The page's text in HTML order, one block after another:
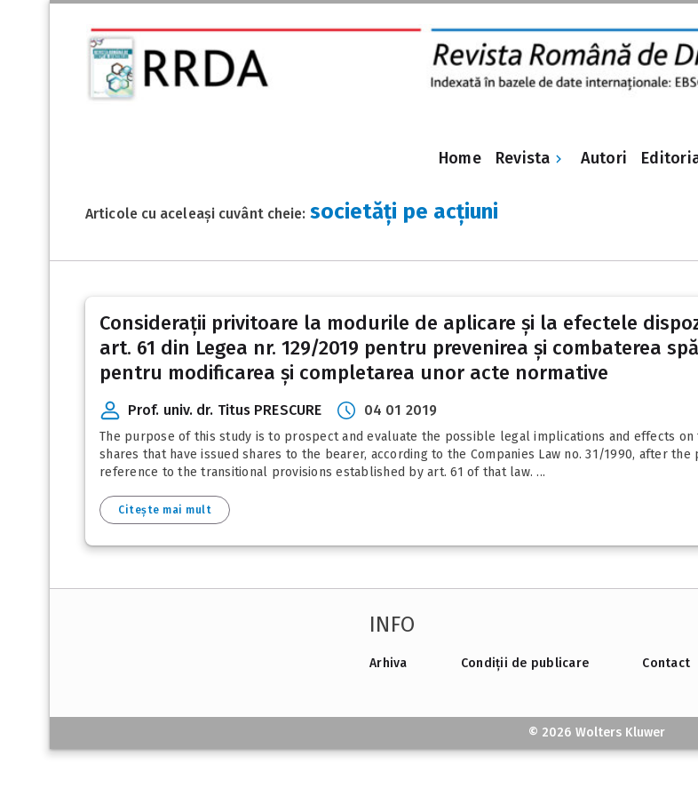
Home Revista Autori
Articole cu aceleași cuvânt cheie: societăți pe acțiuni
Considerații privitoare la modurile de aplicare și la efectele
art. 61 din Legea nr. 129/2019 pentru prevenirea și combaterea
pentru modificarea și completarea unor acte normative
Prof. univ. dr. Titus PRESCURE 04 01 2019
The purpose of this study is to prospect and evaluate the possible legal implications and effects
shares that have issued shares to the bearer, according to the Companies Law no. 31/1990, after
reference to the transitional provisions established by art. 61 of that law. ...
Citește mai mult
INFO
Arhiva Condiții de publicare Contact
© 2026 Wolters Kluwer